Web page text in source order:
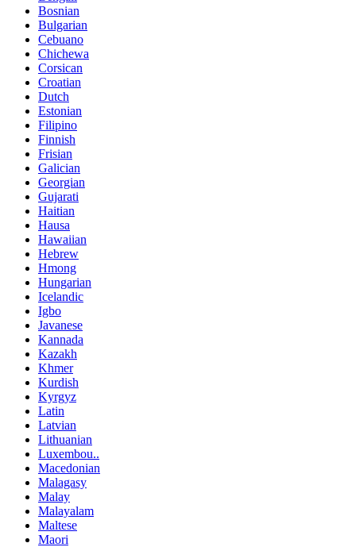
Bosnian
Bulgarian
Cebuano
Chichewa
Corsican
Croatian
Dutch
Estonian
Filipino
Finnish
Frisian
Galician
Georgian
Gujarati
Haitian
Hausa
Hawaiian
Hebrew
Hmong
Hungarian
Icelandic
Igbo
Javanese
Kannada
Kazakh
Khmer
Kurdish
Kyrgyz
Latin
Latvian
Lithuanian
Luxembou..
Macedonian
Malagasy
Malay
Malayalam
Maltese
Maori